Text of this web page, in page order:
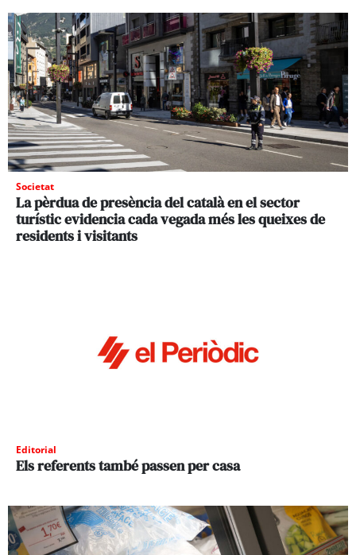
Societat
La pèrdua de presència del català en el sector
turístic evidencia cada vegada més les queixes de
residents i visitants
Editorial
Els referents també passen per casa